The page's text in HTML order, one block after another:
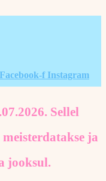
Facebook-f Instagram
Sellel
ja
jooksul.